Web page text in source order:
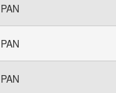
PAN
PAN
PAN